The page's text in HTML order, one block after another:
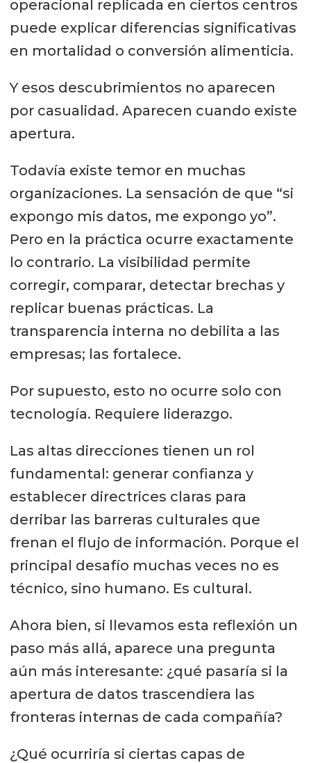
operacional replicada en ciertos centros
puede explicar diferencias significativas
en mortalidad o conversión alimenticia.
Y esos descubrimientos no aparecen
por casualidad. Aparecen cuando existe
apertura.
Todavía existe temor en muchas
organizaciones. La sensación de que “si
expongo mis datos, me expongo yo”.
Pero en la práctica ocurre exactamente
lo contrario. La visibilidad permite
corregir, comparar, detectar brechas y
replicar buenas prácticas. La
transparencia interna no debilita a las
empresas; las fortalece.
Por supuesto, esto no ocurre solo con
tecnología. Requiere liderazgo.
Las altas direcciones tienen un rol
fundamental: generar confianza y
establecer directrices claras para
derribar las barreras culturales que
frenan el flujo de información. Porque el
principal desafío muchas veces no es
técnico, sino humano. Es cultural.
Ahora bien, si llevamos esta reflexión un
paso más allá, aparece una pregunta
aún más interesante: ¿qué pasaría si la
apertura de datos trascendiera las
fronteras internas de cada compañía?
¿Qué ocurriría si ciertas capas de